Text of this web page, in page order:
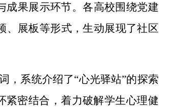
成果展示环节。各高校围绕党建
、展板等形式，生动展现了社区
，系统介绍了“心光驿站”的探索
紧密结合，着力破解学生心理健